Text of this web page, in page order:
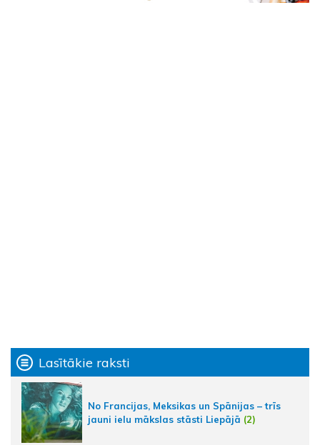
Lasītākie raksti
No Francijas, Meksikas un Spānijas – trīs
jauni ielu mākslas stāsti Liepājā (2)